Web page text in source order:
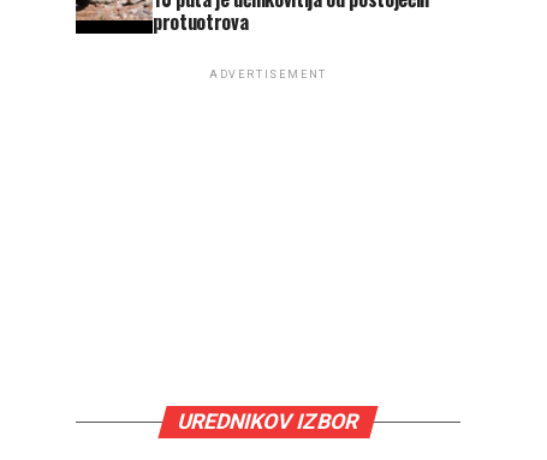
protuotrova
ADVERTISEMENT
UREDNIKOV IZBOR